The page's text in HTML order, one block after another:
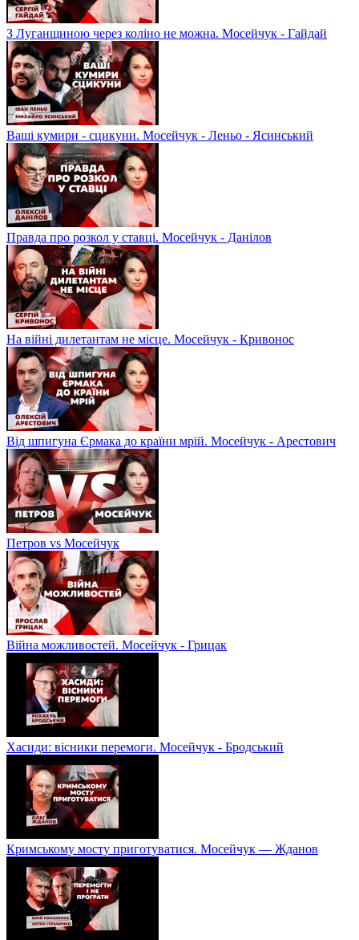
З Луганщиною через коліно не можна. Мосейчук - Гайдай
Ваші кумири - сцикуни. Мосейчук - Леньо - Ясинський
Правда про розкол у ставці. Мосейчук - Данілов
На війні дилетантам не місце. Мосейчук - Кривонос
Від шпигуна Єрмака до країни мрій. Мосейчук - Арестович
Петров vs Мосейчук
Війна можливостей. Мосейчук - Грицак
Хасиди: вісники перемоги. Мосейчук - Бродський
Кримському мосту приготуватися. Мосейчук — Жданов